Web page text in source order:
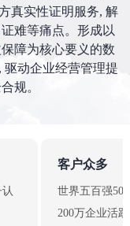
真实性证明服务, 解
难等痛点。形成以
障为核心要义的数
驱动企业经营管理提
规。
客户众多
世界五百强
200万企业活